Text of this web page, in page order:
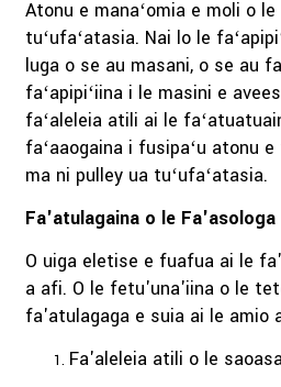
Atonu e manaʻomia e moli o
tuʻufaʻatasia. Nai lo le
luga o se au masani, o se au
faʻapipiʻiina i le masini e
faʻaleleia atili ai le
faʻaaogaina i fusipaʻu atonu
ma ni pulley ua tuʻufaʻatasia.
Fa'atulagaina o le
O uiga eletise e fuafua ai le
a afi. O le fetu'una'iina o le
fa'atulagaga e suia ai le amio
Fa'aleleia atili o le